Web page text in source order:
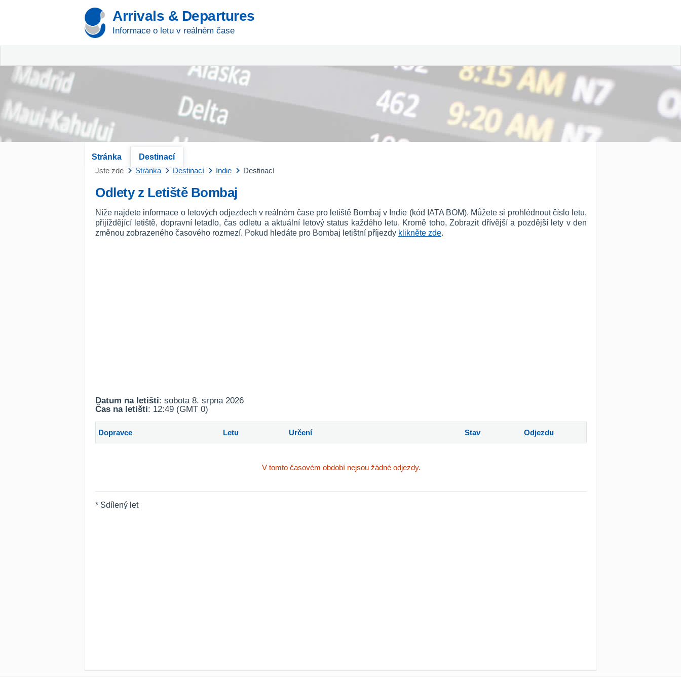
Arrivals & Departures
Informace o letu v reálném čase
Stránka
Destinací
Jste zde
Stránka Destinací Indie Destinací
Odlety z Letiště Bombaj
Níže najdete informace o letových odjezdech v reálném čase pro letiště Bombaj v Indie (kód IATA BOM). Můžete si prohlédnout číslo letu,
přijíždějící letiště, dopravní letadlo, čas odletu a aktuální letový status každého letu. Kromě toho, Zobrazit dřívější a pozdější lety v den
změnou zobrazeného časového rozmezí. Pokud hledáte pro Bombaj letištní příjezdy klikněte zde.
Datum na letišti: sobota 8. srpna 2026
Čas na letišti: 12:49 (GMT 0)
Dopravce Letu Určení Stav Odjezdu
V tomto časovém období nejsou žádné odjezdy.
* Sdílený let